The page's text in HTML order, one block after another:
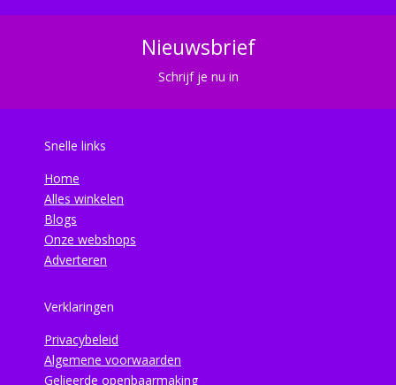
Nieuwsbrief
Schrijf je nu in
Snelle links
Home
Alles winkelen
Blogs
Onze webshops
Adverteren
Verklaringen
Privacybeleid
Algemene voorwaarden
Gelieerde openbaarmaking